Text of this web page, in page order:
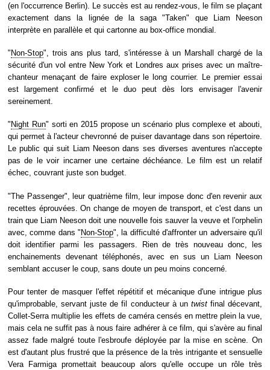
(en l'occurrence Berlin). Le succès est au rendez-vous, le film se plaçant
exactement dans la lignée de la saga "Taken" que Liam Neeson
interprète en parallèle et qui cartonne au box-office mondial.
" Non-Stop", trois ans plus tard, s'intéresse à un Marshall chargé de la
sécurité d'un vol entre New York et Londres aux prises avec un maître-
chanteur menaçant de faire exploser le long courrier. Le premier essai
est largement confirmé et le duo peut dès lors envisager l'avenir
sereinement.
" Night Run" sorti en 2015 propose un scénario plus complexe et abouti,
qui permet à l'acteur chevronné de puiser davantage dans son répertoire.
Le public qui suit Liam Neeson dans ses diverses aventures n'accepte
pas de le voir incarner une certaine déchéance. Le film est un relatif
échec, couvrant juste son budget.
"The Passenger", leur quatrième film, leur impose donc d'en revenir aux
recettes éprouvées. On change de moyen de transport, et c'est dans un
train que Liam Neeson doit une nouvelle fois sauver la veuve et l'orphelin
avec, comme dans " Non-Stop", la difficulté d'affronter un adversaire qu'il
doit identifier parmi les passagers. Rien de très nouveau donc, les
enchainements devenant téléphonés, avec en sus un Liam Neeson
semblant accuser le coup, sans doute un peu moins concerné.
Pour tenter de masquer l'effet répétitif et mécanique d'une intrigue plus
qu'improbable, servant juste de fil conducteur à un twistfinal décevant,
Collet-Serra multiplie les effets de caméra censés en mettre plein la vue,
mais cela ne suffit pas à nous faire adhérer à ce film, qui s'avère au final
assez fade malgré toute l'esbroufe déployée par la mise en scène. On
est d'autant plus frustré que la présence de la très intrigante et sensuelle
Vera Farmiga promettait beaucoup alors qu'elle occupe un rôle très